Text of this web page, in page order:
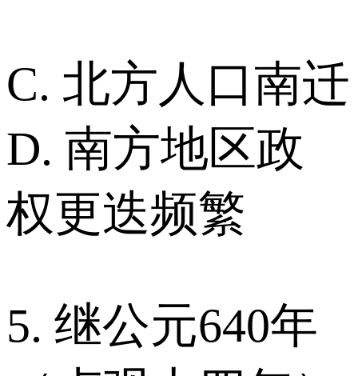
C. 北方人口南迁
D. 南方地区政
权更迭频繁
5. 继公元640年